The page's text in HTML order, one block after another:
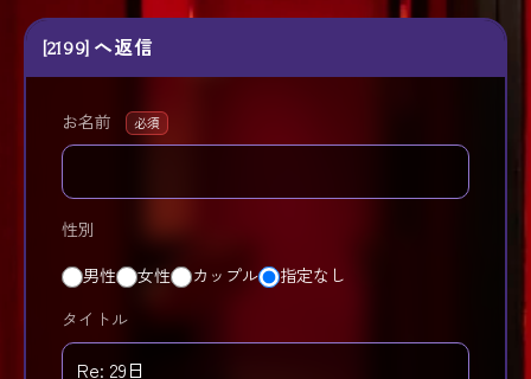
[2199] へ返信
お名前 必須
性別
男性 女性 カップル 指定なし
タイトル